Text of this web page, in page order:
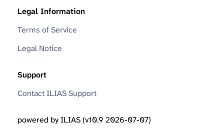
Legal Information
Terms of Service
Legal Notice
Support
Contact ILIAS Support
powered by ILIAS (v10.9 2026-07-07)